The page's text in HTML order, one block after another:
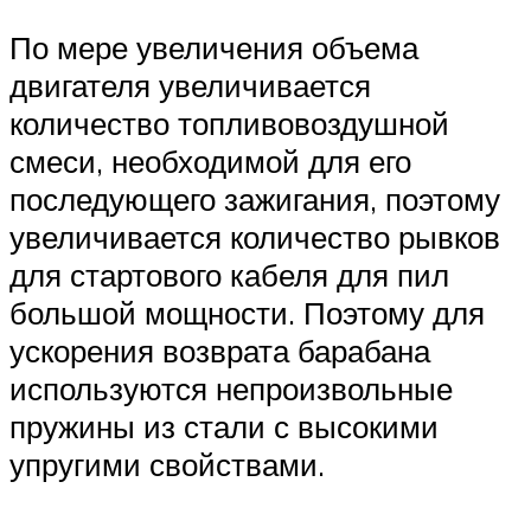
По мере увеличения объема
двигателя увеличивается
количество топливовоздушной
смеси, необходимой для его
последующего зажигания, поэтому
увеличивается количество рывков
для стартового кабеля для пил
большой мощности. Поэтому для
ускорения возврата барабана
используются непроизвольные
пружины из стали с высокими
упругими свойствами.